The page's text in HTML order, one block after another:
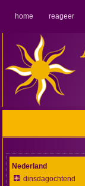
home reageer
Nederland
dinsdagochtend